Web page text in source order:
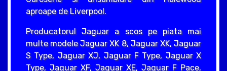
aproape de Liverpool.
Producatorul Jaguar a scos pe piata mai
multe modele Jaguar XK 8, Jaguar XK, Jaguar
S Type, Jaguar XJ, Jaguar F Type, Jaguar X
Type, Jaguar XF, Jaguar XE, Jaguar F Pace,